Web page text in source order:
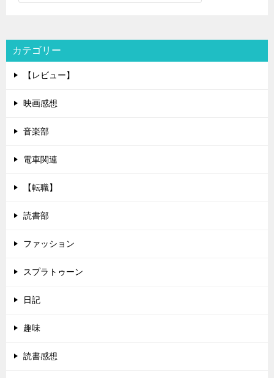
カテゴリー
【レビュー】
映画感想
音楽部
電車関連
【転職】
読書部
ファッション
スプラトゥーン
日記
趣味
読書感想